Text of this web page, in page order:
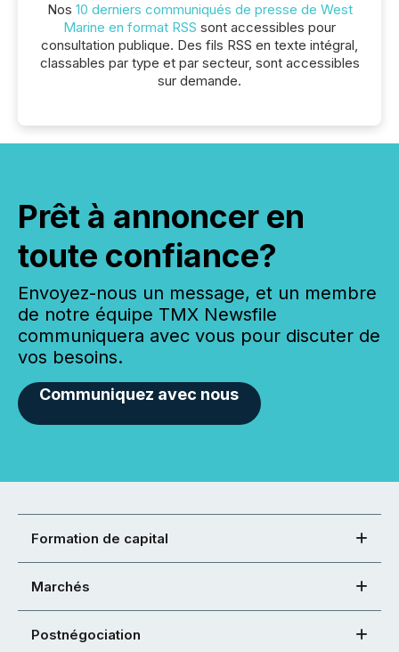
Nos 10 derniers communiqués de presse de West
Marine en format RSS sont accessibles pour
consultation publique. Des fils RSS en texte intégral,
classables par type et par secteur, sont accessibles
sur demande.
Prêt à annoncer en
toute confiance?
Envoyez-nous un message, et un membre
de notre équipe TMX Newsfile
communiquera avec vous pour discuter de
vos besoins.
Communiquez avec nous
Formation de capital
Marchés
Postnégociation